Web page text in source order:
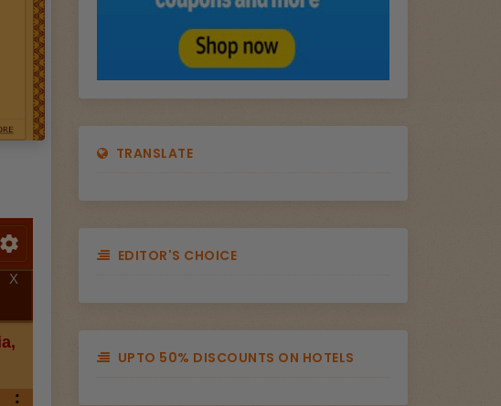
TRANSLATE
EDITOR'S CHOICE
UPTO 50% DISCOUNTS ON HOTELS